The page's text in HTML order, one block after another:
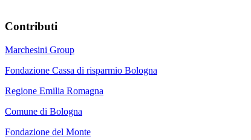
Contributi
Marchesini Group
Fondazione Cassa di risparmio Bologna
Regione Emilia Romagna
Comune di Bologna
Fondazione del Monte